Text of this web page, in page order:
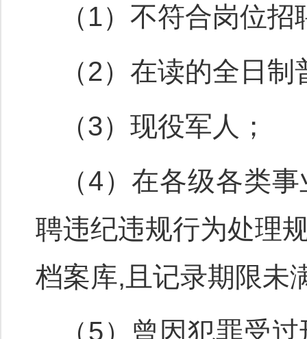
（1）不符合岗位
（2）在读的全日
（3）现役军人；
（4）在各级各类
聘违纪违规行为处理
档案库,且记录期限未
（5）曾因犯罪受